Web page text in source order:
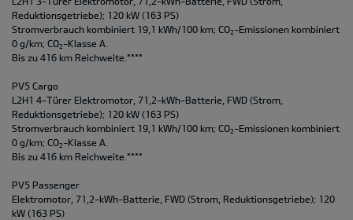
Reduktionsgetriebe); 120 kW (163 PS)
Stromverbrauch kombiniert 19,1 kWh/100 km; CO2 -Emissionen kombiniert
0 g/km; CO2 -Klasse A.
Bis zu 416 km Reichweite.****
PV5 Cargo
L2H1 4-Türer Elektromotor, 71,2-kWh-Batterie, FWD (Strom,
Reduktionsgetriebe); 120 kW (163 PS)
Stromverbrauch kombiniert 19,1 kWh/100 km; CO2 -Emissionen kombiniert
0 g/km; CO2 -Klasse A.
Bis zu 416 km Reichweite.****
PV5 Passenger
Elektromotor, 71,2-kWh-Batterie, FWD (Strom, Reduktionsgetriebe); 120
kW (163 PS)